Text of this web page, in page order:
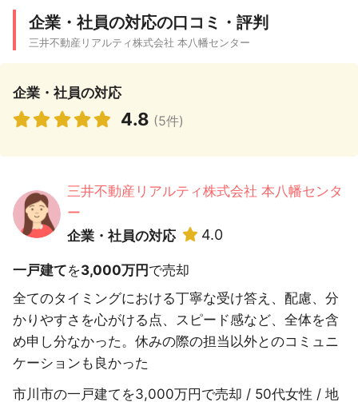
企業・社員の対応の口コミ・評判
三井不動産リアルティ株式会社 本八幡センター
企業・社員の対応
4.8 (5件)
三井不動産リアルティ株式会社 本八幡センタ
ー
企業・社員の対応
4.0
一戸建てを3,000万円 で売却
全てのタイミングにおける丁寧な受け答え、配慮、分
かりやすさを心がける点、スピード感など、全体を含
め申し分なかった。休みの際の担当以外とのコミュニ
ケーションも良かった
市川市の一戸建てを3,000万円で売却 / 50代女性 / 地